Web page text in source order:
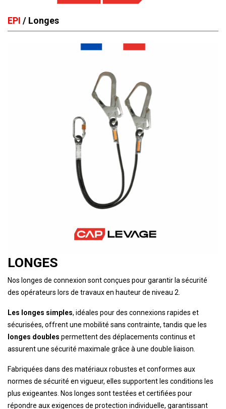
EPI / Longes
LONGES
Nos longes de connexion sont conçues pour garantir la sécurité
des opérateurs lors de travaux en hauteur de niveau 2.
Les longes simples, idéales pour des connexions rapides et
sécurisées, offrent une mobilité sans contrainte, tandis que les
longes doubles permettent des déplacements continus et
assurent une sécurité maximale grâce à une double liaison.
Fabriquées dans des matériaux robustes et conformes aux
normes de sécurité en vigueur, elles supportent les conditions les
plus exigeantes. Nos longes sont testées et certifiées pour
répondre aux exigences de protection individuelle, garantissant